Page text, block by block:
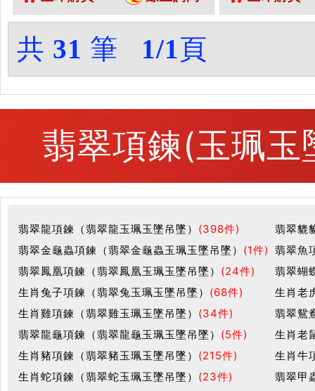
證書
證書
共 31 筆 1/1頁
翡翠項鍊(玉珮
翡翠龍項鍊（翡翠龍玉珮玉墜吊墜） (398件)
翡翠貔
翡翠金龜蟲項鍊（翡翠金龜蟲玉珮玉墜吊墜） (1件) 翡翠魚
翡翠鳳凰項鍊（翡翠鳳凰玉珮玉墜吊墜） (24件)
翡翠蝴
生肖兔子項鍊（翡翠兔玉珮玉墜吊墜） (68件)
生肖老
生肖雞項鍊（翡翠雞玉珮玉墜吊墜） (34件)
翡翠鴛
翡翠龍龜項鍊（翡翠龍龜玉珮玉墜吊墜） (5件)
生肖老
生肖豬項鍊（翡翠豬玉珮玉墜吊墜） (215件)
生肖牛
生肖蛇項鍊（翡翠蛇玉珮玉墜吊墜） (23件)
翡翠甲